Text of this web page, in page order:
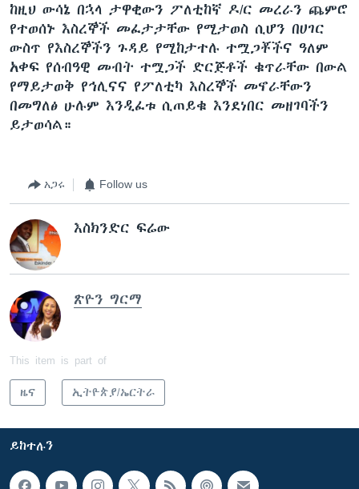
ከዚህ ውሳኔ በኋላ ታዋቂውን ፖለቲከኛ ዶ/ር መረራን ጨምሮ
የተወሰኑ እስረኞች መፈታታቸው የሚታወስ ሲሆን በሀገር
ውስጥ የእስረኞችን ጉዳይ የሚከታተሉ ተሟጋቾችና ዓለም
አቀፍ የሰብዓዊ መብት ተሟጋች ድርጅቶች ቁጥራቸው በውል
የማይታወቅ የኅሊናና የፖለቲካ እስረኞች መኖራቸውን
በመግለፅ ሁሉም እንዲፈቱ ሲጠይቁ እንደነበር መዘገባችን
ይታወሳል።
አጋሩ Follow us
እስክንድር ፍሬው
ጽዮን ግርማ
This item is part of
ዜና ኢትዮጵያ/ኤርትራ
ይከተሉን